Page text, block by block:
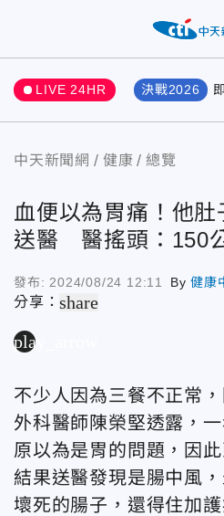
LIVE 24HR 決戰2026
中天新聞網 健康 總覽
血便以為胃痛！他
送醫 醫搖頭：150
發布: 2024/08/24 12:11 By健康
分享：share
play_arrow
不少人因為三餐不正常
外科醫師陳榮堅透露，
原以為是胃的問題，因
結果送醫發現是腸中風
壞死的腸子，還得住加護